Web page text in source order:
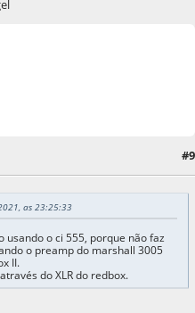
#9
as 23:25:33
o ci 555, porque não faz
o preamp do marshall 3005
II.
do XLR do redbox.